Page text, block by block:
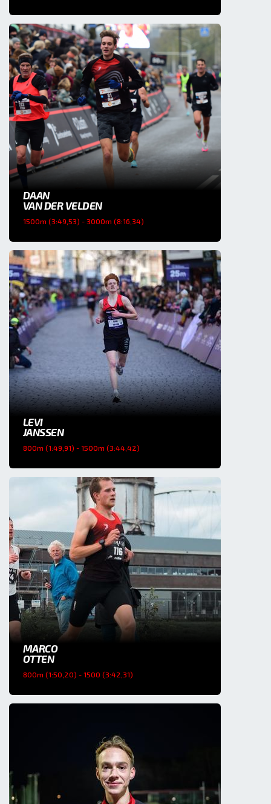
DAAN
VAN DER VELDEN
1500m (3:49,53) - 3000m (8:16,34)
LEVI
JANSSEN
800m (1:49,91) - 1500m (3:44,42)
MARCO
OTTEN
800m (1:50,20) - 1500 (3:42,31)